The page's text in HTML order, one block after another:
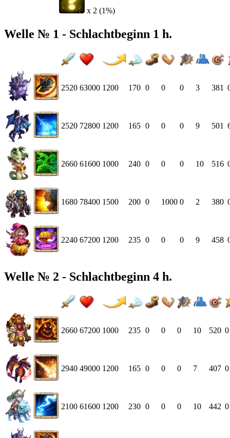
x 2 (1%)
Welle № 1 - Schlachtbeginn 1 h.
2520 63000 1200 170 0 0 0 3 381
2520 72800 1200 165 0 0 0 9 501
2660 61600 1000 240 0 0 0 10 516
1680 78400 1500 200 0 1000 0 2 380
2240 67200 1200 235 0 0 0 9 458
Welle № 2 - Schlachtbeginn 4 h.
2660 67200 1000 235 0 0 0 10 520 0
2940 49000 1200 165 0 0 0 7 407 0
2100 61600 1200 230 0 0 0 10 442 0